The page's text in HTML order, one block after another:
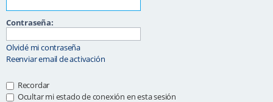
Contraseña:
Olvidé mi contraseña
Reenviar email de activación
Recordar
Ocultar mi estado de conexión en esta sesión